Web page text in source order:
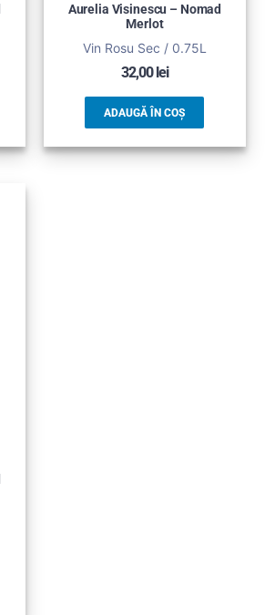
Aurelia Visinescu – Nomad
Merlot
Vin Rosu Sec / 0.75L
32,00lei
ADAUGĂ ÎN COȘ